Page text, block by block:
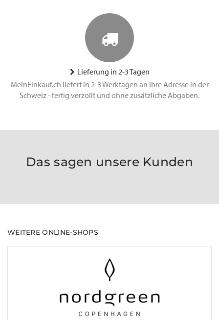
Lieferung in 2-3 Tagen
MeinEinkauf.ch liefert in 2-3 Werktagen an Ihre Adresse in der
Schweiz - fertig verzollt und ohne zusätzliche Abgaben.
Das sagen unsere Kunden
WEITERE ONLINE-SHOPS